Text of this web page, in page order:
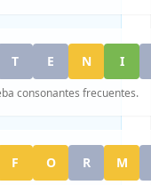
T E N I
consonantes frecuentes.
F O R M